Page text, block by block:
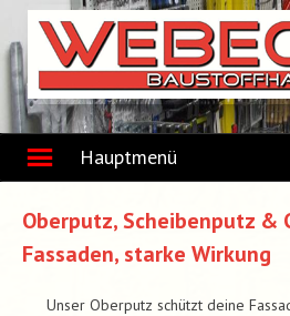
content
Hauptmenü
Oberputz, Scheibenputz &
Fassaden, starke Wirkung
Unser Oberputz schützt deine